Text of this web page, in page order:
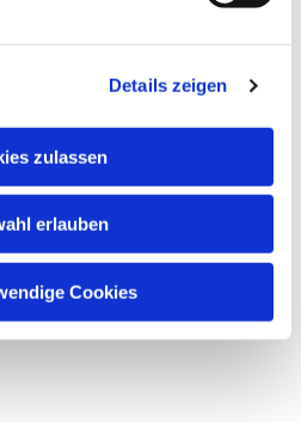
Details zeigen
zulassen
erlauben
Cookies